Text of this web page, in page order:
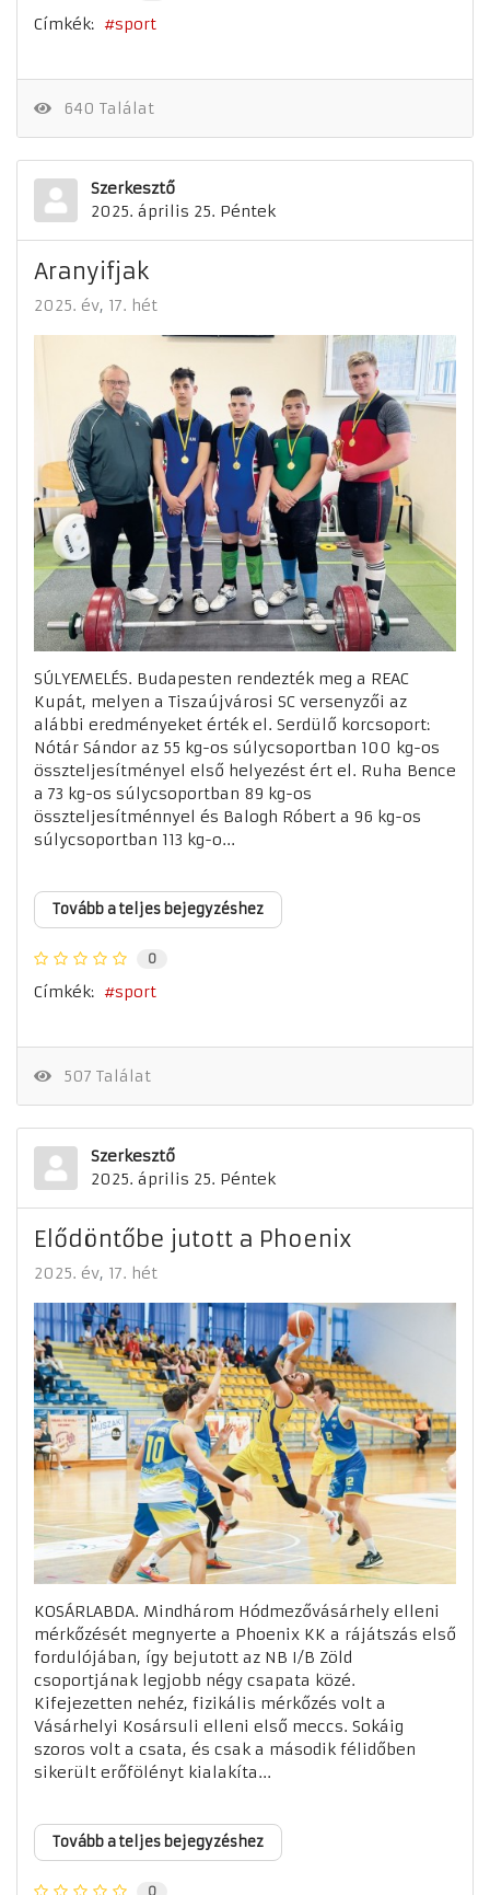
Címkék: sport
640 Találat
Szerkesztő
2025. április 25. Péntek
Aranyifjak
2025. év 17. hét
SÚLYEMELÉS. Budapesten rendezték meg a REAC
Kupát, melyen a Tiszaújvárosi SC versenyzői az
alábbi eredményeket érték el. Serdülő korcsoport:
Nótár Sándor az 55 kg-os súlycsoportban 100 kg-os
összteljesítményel első helyezést ért el. Ruha Bence
a 73 kg-os súlycsoportban 89 kg-os
összteljesítménnyel és Balogh Róbert a 96 kg-os
súlycsoportban 113 kg-o...
Tovább a teljes bejegyzéshez
0
Címkék: sport
507 Találat
Szerkesztő
2025. április 25. Péntek
Elődöntőbe jutott a Phoenix
2025. év 17. hét
KOSÁRLABDA. Mindhárom Hódmezővásárhely elleni
mérkőzését megnyerte a Phoenix KK a rájátszás első
fordulójában, így bejutott az NB I/B Zöld
csoportjának legjobb négy csapata közé.
Kifejezetten nehéz, fizikális mérkőzés volt a
Vásárhelyi Kosársuli elleni első meccs. Sokáig
szoros volt a csata, és csak a második félidőben
sikerült erőfölényt kialakíta...
Tovább a teljes bejegyzéshez
0